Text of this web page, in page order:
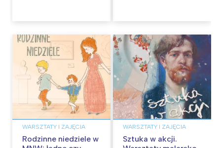
WARSZTATY I ZAJĘCIA
Rodzinne niedziele w
WARSZTATY I ZAJĘCIA
Sztuka w akcji.